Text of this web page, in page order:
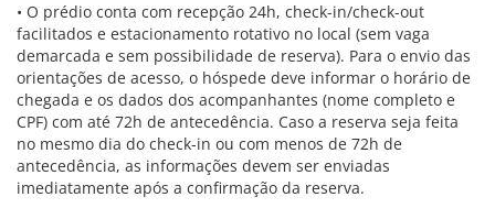
• O prédio conta com recepção 24h, check-in/check-out
facilitados e estacionamento rotativo no local (sem vaga
demarcada e sem possibilidade de reserva). Para o envio das
orientações de acesso, o hóspede deve informar o horário de
chegada e os dados dos acompanhantes (nome completo e
CPF) com até 72h de antecedência. Caso a reserva seja feita
no mesmo dia do check-in ou com menos de 72h de
antecedência, as informações devem ser enviadas
imediatamente após a confirmação da reserva.